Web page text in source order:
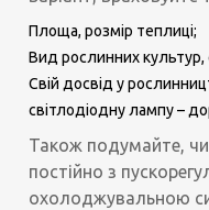
Площа, розмір теплиці;
Вид рослинних культур,
Свій досвід у
світлодіодну лампу –
Також подумайте,
постійно з
охолоджувальною